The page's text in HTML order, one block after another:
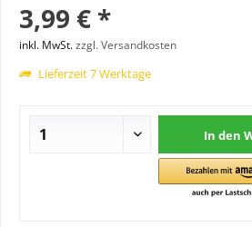
3,99 € *
inkl. MwSt.zzgl. Versandkosten
Lieferzeit 7 Werktage
In den